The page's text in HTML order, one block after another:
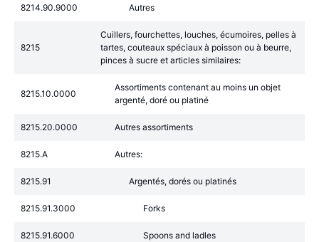
8214.90.9000 Autres
8215
Cuillers, fourchettes, louches, écumoires, pelles à
tartes, couteaux spéciaux à poisson ou à beurre,
pinces à sucre et articles similaires:
8215.10.0000
Assortiments contenant au moins un objet
argenté, doré ou platiné
8215.20.0000 Autres assortiments
8215.A Autres:
8215.91 Argentés, dorés ou platinés
8215.91.3000 Forks
8215.91.6000 Spoons and ladles